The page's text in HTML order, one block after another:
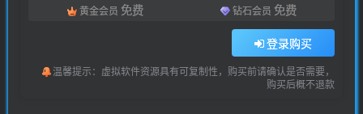
黄金会员 免费 钻石会员 免费
登录购买
温馨提示：虚拟软件资源具有可复制性，购买前请确认是否需要，
购买后概不退款